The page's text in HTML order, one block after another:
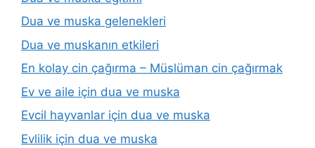
Dua ve muska gelenekleri
Dua ve muskanın etkileri
En kolay cin çağırma – Müslüman cin çağırmak
Ev ve aile için dua ve muska
Evcil hayvanlar için dua ve muska
Evlilik için dua ve muska